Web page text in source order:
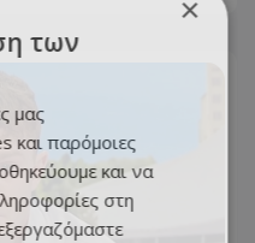
×
των
μας
και παρόμοιες
και να
στη